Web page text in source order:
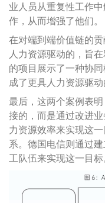
业人员从重复性工作
作，从而增强了他们。
在对端到端价值链的
人力资源驱动的，旨
的项目展示了一种协
成了更具人力资源驱动
最后，这两个案例表
接的，而是通过改进
力资源效率来实现这
系。德国电信则通过
工队伍来实现这一目标